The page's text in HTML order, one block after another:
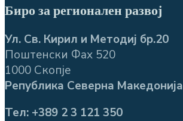
Биро за регионален развој
Ул. Св. Кирил и Методиј бр.20
Поштенски Фах 520
1000 Скопје
Република Северна Македонија
Тел: +389 2 3 121 350